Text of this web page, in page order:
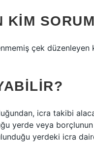
KIM
çek
icra takibi
yerde veya
yerdeki icra